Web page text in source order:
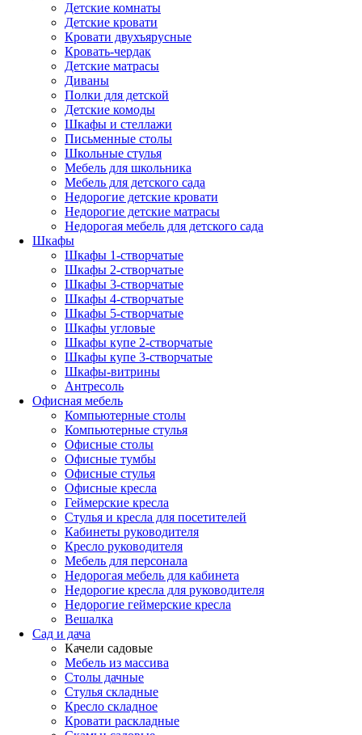
Детские комнаты
Детские кровати
Кровати двухъярусные
Кровать-чердак
Детские матрасы
Диваны
Полки для детской
Детские комоды
Шкафы и стеллажи
Письменные столы
Школьные стулья
Мебель для школьника
Мебель для детского сада
Недорогие детские кровати
Недорогие детские матрасы
Недорогая мебель для детского сада
Шкафы
Шкафы 1-створчатые
Шкафы 2-створчатые
Шкафы 3-створчатые
Шкафы 4-створчатые
Шкафы 5-створчатые
Шкафы угловые
Шкафы купе 2-створчатые
Шкафы купе 3-створчатые
Шкафы-витрины
Антресоль
Офисная мебель
Компьютерные столы
Компьютерные стулья
Офисные столы
Офисные тумбы
Офисные стулья
Офисные кресла
Геймерские кресла
Стулья и кресла для посетителей
Кабинеты руководителя
Кресло руководителя
Мебель для персонала
Недорогая мебель для кабинета
Недорогие кресла для руководителя
Недорогие геймерские кресла
Вешалка
Сад и дача
Качели садовые
Мебель из массива
Столы дачные
Стулья складные
Кресло складное
Кровати раскладные